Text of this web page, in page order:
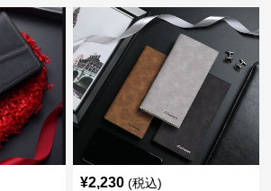
¥2,230 (税込)